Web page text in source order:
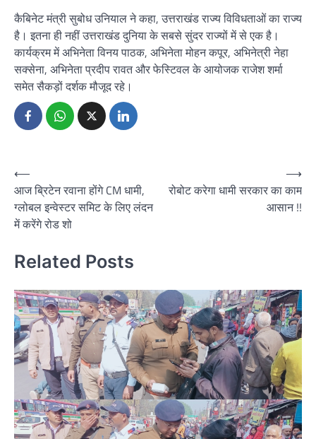
कैबिनेट मंत्री सुबोध उनियाल ने कहा, उत्तराखंड राज्य विविधताओं का राज्य
है। इतना ही नहीं उत्तराखंड दुनिया के सबसे सुंदर राज्यों में से एक है।
कार्यक्रम में अभिनेता विनय पाठक, अभिनेता मोहन कपूर, अभिनेत्री नेहा
सक्सेना, अभिनेता प्रदीप रावत और फेस्टिवल के आयोजक राजेश शर्मा
समेत सैकड़ों दर्शक मौजूद रहे।
Post
navigation
⟵
आज ब्रिटेन रवाना होंगे CM धामी,
ग्लोबल इन्वेस्टर समिट के लिए लंदन
में करेंगे रोड शो
रोबोट करेगा धामी सरकार का काम
आसान !!
⟶
Related Posts